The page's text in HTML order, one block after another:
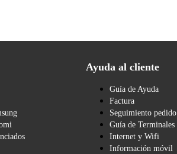
Ayuda al cliente
Guía de Ayuda
Factura
Seguimiento pedido
Guía de Terminales
Internet y Wifi
Información móvil